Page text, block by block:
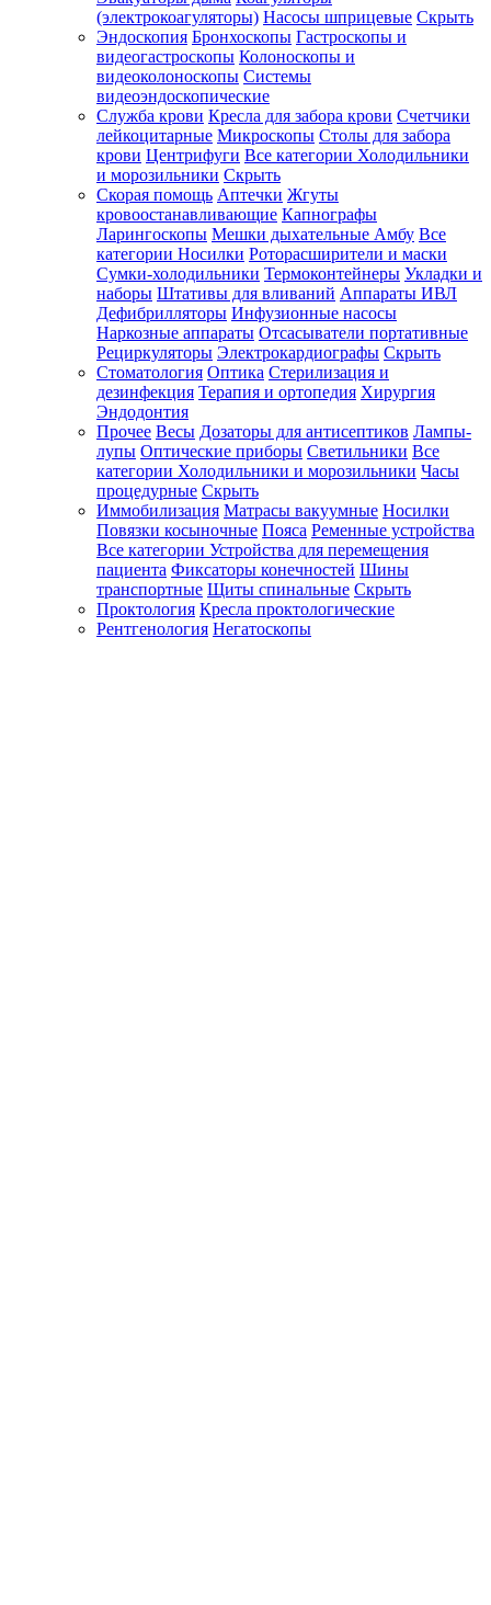
(электрокоагуляторы) Насосы шприцевые Скрыть
Эндоскопия Бронхоскопы Гастроскопы и
видеогастроскопы Колоноскопы и
видеоколоноскопы Системы
видеоэндоскопические
Служба крови Кресла для забора крови Счетчики
лейкоцитарные Микроскопы Столы для забора
крови Центрифуги Все категории Холодильники
и морозильники Скрыть
Скорая помощь Аптечки Жгуты
кровоостанавливающие Капнографы
Ларингоскопы Мешки дыхательные Амбу Все
категории Носилки Роторасширители и маски
Сумки-холодильники Термоконтейнеры Укладки и
наборы Штативы для вливаний Аппараты ИВЛ
Дефибрилляторы Инфузионные насосы
Наркозные аппараты Отсасыватели портативные
Рециркуляторы Электрокардиографы Скрыть
Стоматология Оптика Стерилизация и
дезинфекция Терапия и ортопедия Хирургия
Эндодонтия
Прочее Весы Дозаторы для антисептиков Лампы-
лупы Оптические приборы Светильники Все
категории Холодильники и морозильники Часы
процедурные Скрыть
Иммобилизация Матрасы вакуумные Носилки
Повязки косыночные Пояса Ременные устройства
Все категории Устройства для перемещения
пациента Фиксаторы конечностей Шины
транспортные Щиты спинальные Скрыть
Проктология Кресла проктологические
Рентгенология Негатоскопы